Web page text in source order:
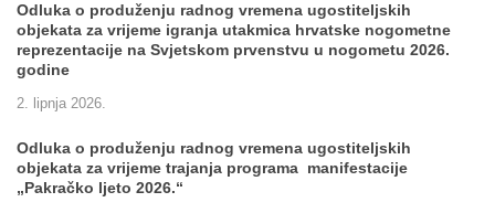
Odluka o produženju radnog vremena ugostiteljskih
objekata za vrijeme igranja utakmica hrvatske nogometne
reprezentacije na Svjetskom prvenstvu u nogometu 2026.
godine
2. lipnja 2026.
Odluka o produženju radnog vremena ugostiteljskih
objekata za vrijeme trajanja programa manifestacije
„Pakračko ljeto 2026.“